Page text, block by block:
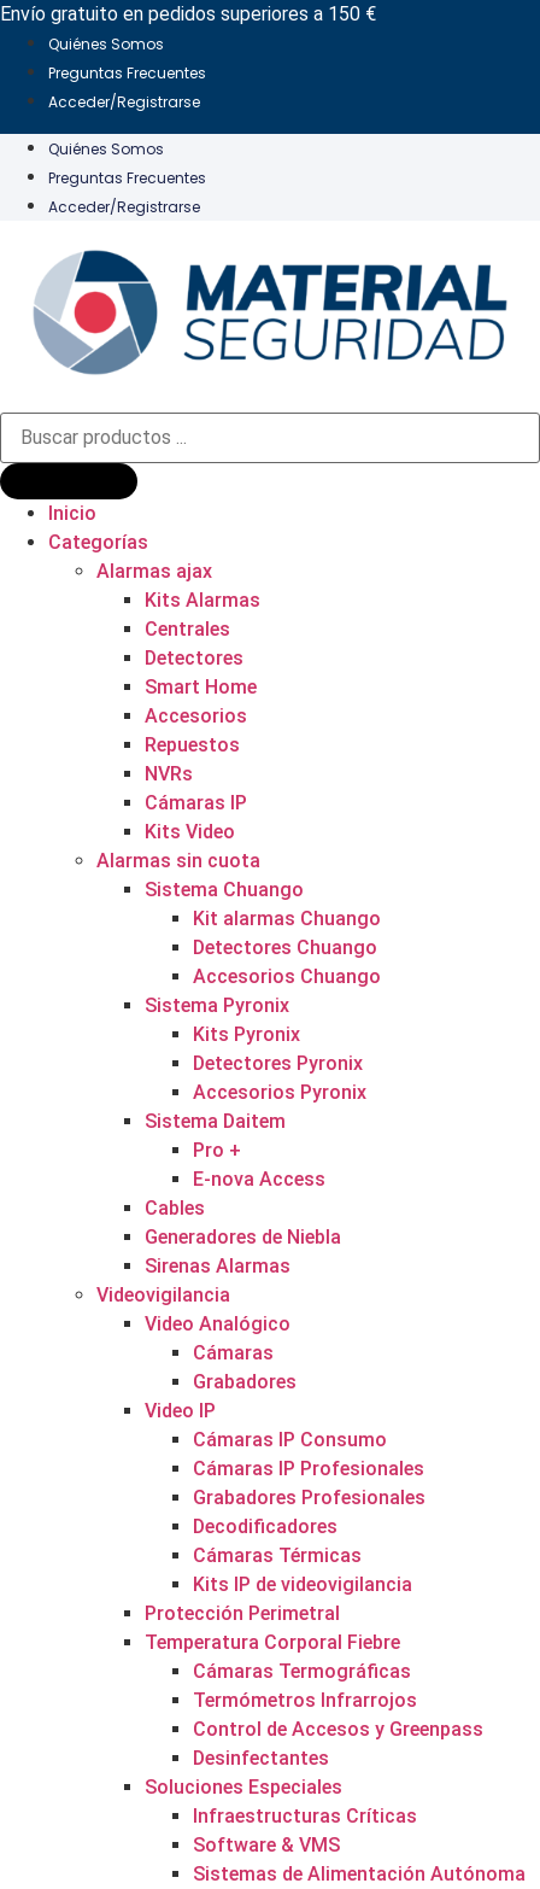
Ir
contenido
Envío gratuito en pedidos superiores a 150 €
Quiénes Somos
Preguntas Frecuentes
Acceder/Registrarse
Quiénes Somos
Preguntas Frecuentes
Acceder/Registrarse
Búsqueda
productos
Inicio
Categorías
Alarmas ajax
Kits Alarmas
Centrales
Detectores
Smart Home
Accesorios
Repuestos
NVRs
Cámaras IP
Kits Video
Alarmas sin cuota
Sistema Chuango
Kit alarmas Chuango
Detectores Chuango
Accesorios Chuango
Sistema Pyronix
Kits Pyronix
Detectores Pyronix
Accesorios Pyronix
Sistema Daitem
Pro +
E-nova Access
Cables
Generadores de Niebla
Sirenas Alarmas
Videovigilancia
Video Analógico
Cámaras
Grabadores
Video IP
Cámaras IP Consumo
Cámaras IP Profesionales
Grabadores Profesionales
Decodificadores
Cámaras Térmicas
Kits IP de videovigilancia
Protección Perimetral
Temperatura Corporal Fiebre
Cámaras Termográficas
Termómetros Infrarrojos
Control de Accesos y Greenpass
Desinfectantes
Soluciones Especiales
Infraestructuras Críticas
Software & VMS
Sistemas de Alimentación Autónoma